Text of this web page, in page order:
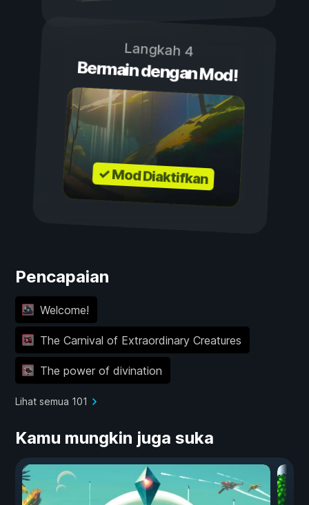
Langkah 4
Bermain dengan Mod!
✓ Mod Diaktifkan
Pencapaian
Welcome!
The Carnival of Extraordinary Creatures
The power of divination
Lihat semua 101
Kamu mungkin juga suka